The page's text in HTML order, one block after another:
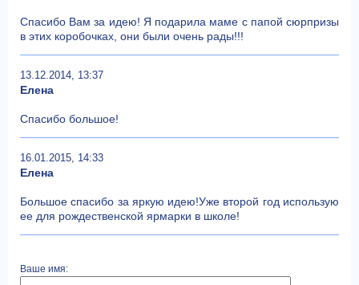
Спасибо Вам за идею! Я подарила маме с папой сюрпризы
в этих коробочках, они были очень рады!!!
13.12.2014, 13:37
Елена
Спасибо большое!
16.01.2015, 14:33
Елена
Большое спасибо за яркую идею!Уже второй год использую
ее для рождественской ярмарки в школе!
Ваше имя: